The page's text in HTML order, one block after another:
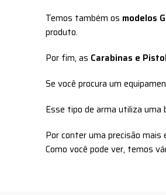
Temos também os modelos
produto.
Por fim, as Carabinas e
Se você procura um
Esse tipo de arma utiliza uma
Por conter uma precisão mais
Como você pode ver, temos